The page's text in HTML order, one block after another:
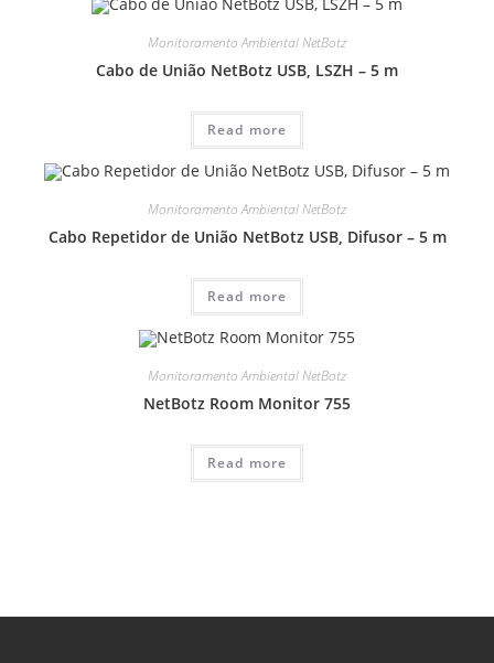
Monitoramento Ambiental NetBotz
Cabo de União NetBotz USB, LSZH – 5 m
Read more
Monitoramento Ambiental NetBotz
Cabo Repetidor de União NetBotz USB, Difusor – 5 m
Read more
Monitoramento Ambiental NetBotz
NetBotz Room Monitor 755
Read more